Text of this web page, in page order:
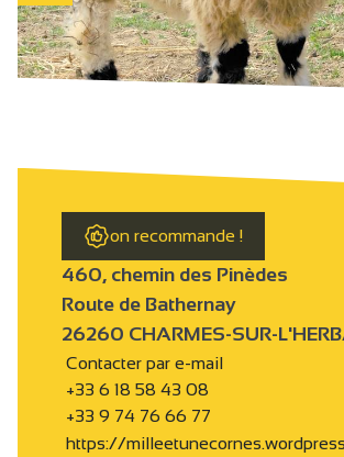
on recommande !
460, chemin des Pinèdes
Route de Bathernay
26260 CHARMES-SUR-
Contacter par e-mail
+33 6 18 58 43 08
+33 9 74 76 66 77
https://